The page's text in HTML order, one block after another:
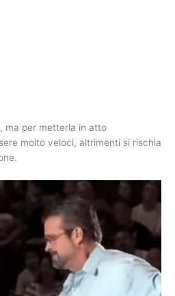
ma per metterla in atto
molto veloci, altrimenti si rischia